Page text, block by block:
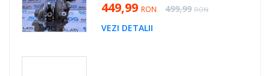
Special Price
449,99 RON Regular Price
499,99 RON
VEZI DETALII